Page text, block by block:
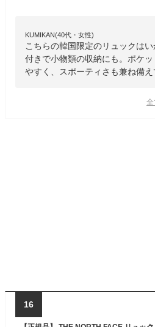
KUMIKAN(40代・女性)
こちらの韓国限定のリュックは
付きで小物類の収納にも。ポケ
やすく、スポーティさも兼ね備
全
16